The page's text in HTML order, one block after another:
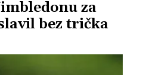
za
bez trička